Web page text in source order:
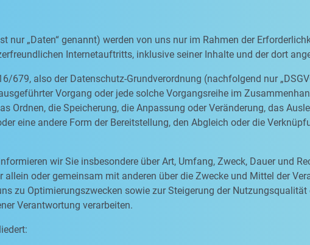
nur „Daten“ genannt) werden von uns nur im Rahmen der
Internetauftritts, inklusive seiner Inhalte und der dort
679, also der Datenschutz-Grundverordnung (nachfolgend nur
Vorgang oder jede solche Vorgangsreihe im
Ordnen, die Speicherung, die Anpassung oder Veränderung, das
eine andere Form der Bereitstellung, den Abgleich oder die
wir Sie insbesondere über Art, Umfang, Zweck, Dauer und
allein oder gemeinsam mit anderen über die Zwecke und Mittel der
zu Optimierungszwecken sowie zur Steigerung der
Verantwortung verarbeiten.